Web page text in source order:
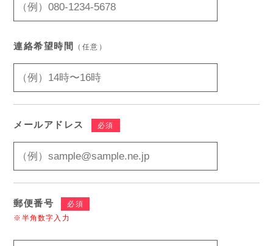
連絡希望時間 （任意）
メールアドレス 必須
郵便番号
必須
※半角数字入力